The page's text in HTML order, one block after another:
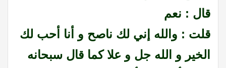
قال : نعم
قلت : والله إني لك ناصح و أنا أحب لك
الخير و الله جل و علا كما قال سبحانه